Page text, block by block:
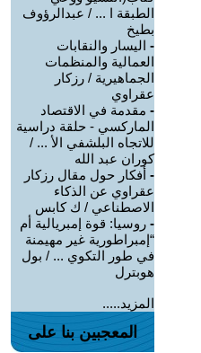
الطبقة ا ... / عبدالرؤوف
بطيخ
- اليسار والنقابات
العمالية والمنظمات
الجماهيرية / رزكار
عقراوي
- مقدمة في الاقتصاد
الماركسي - حلقة دراسية
للاتجاه البلشفي الأ ... /
كوران عبد الله
- أفكار حول مقال رزكار
عقراوي عن الذكاء
الاصطناعي / ك كابس
- روسيا: قوة إمبريالية أم
“إمبراطورية غير مهيمنة
في طور التكوي ... / بول
هوبترل
المزيد.....
المعجبين بنا على